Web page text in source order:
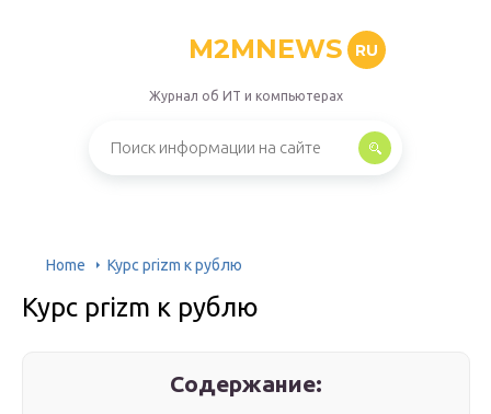
M2MNEWS RU
Журнал об ИТ и компьютерах
Home Курс prizm к рублю
Курс prizm к рублю
Содержание: